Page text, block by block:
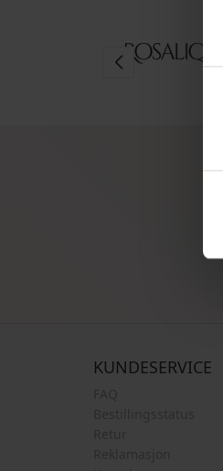
KUNDESERVICE